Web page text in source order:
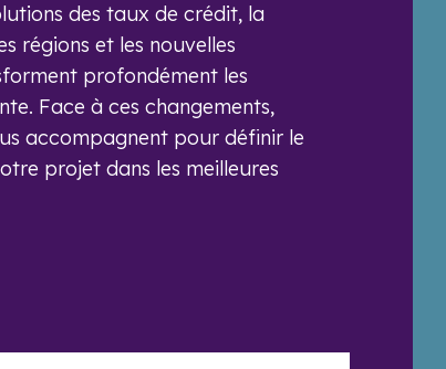
des taux de crédit, la
régions et les nouvelles
profondément les
Face à ces changements,
accompagnent pour définir le
projet dans les meilleures